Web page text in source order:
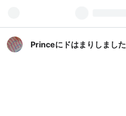
Princeにドはまりしました